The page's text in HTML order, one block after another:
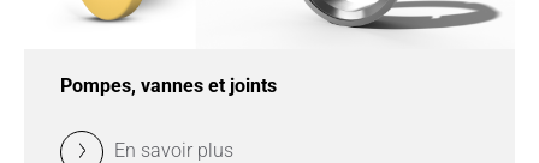
Pompes, vannes et joints
En savoir plus